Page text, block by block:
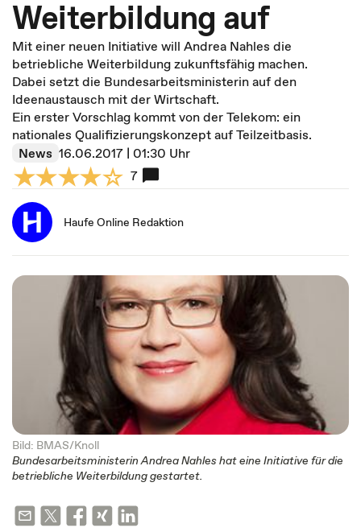
Weiterbildung auf
Mit einer neuen Initiative will Andrea Nahles die
betriebliche Weiterbildung zukunftsfähig machen.
Dabei setzt die Bundesarbeitsministerin auf den
Ideenaustausch mit der Wirtschaft.
Ein erster Vorschlag kommt von der Telekom: ein
nationales Qualifizierungskonzept auf Teilzeitbasis.
News 16.06.2017 | 01:30 Uhr
7
Haufe Online Redaktion
Bild: BMAS/Knoll
Bundesarbeitsministerin Andrea Nahles hat eine Initiative für die
betriebliche Weiterbildung gestartet.